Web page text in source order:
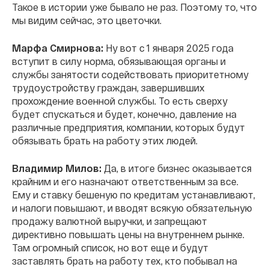
Такое в истории уже бывало не раз. Поэтому то, что
мы видим сейчас, это цветочки.
Марфа Смирнова: Ну вот с 1 января 2025 года
вступит в силу норма, обязывающая органы и
службы занятости содействовать приоритетному
трудоустройству граждан, завершивших
прохождение военной службы. То есть сверху
будет спускаться и будет, конечно, давление на
различные предприятия, компании, которых будут
обязывать брать на работу этих людей.
Владимир Милов: Да, в итоге бизнес оказывается
крайним и его назначают ответственным за все.
Ему и ставку бешеную по кредитам устанавливают,
и налоги повышают, и вводят всякую обязательную
продажу валютной выручки, и запрещают
директивно повышать цены на внутреннем рынке.
Там огромный список, но вот еще и будут
заставлять брать на работу тех, кто побывал на